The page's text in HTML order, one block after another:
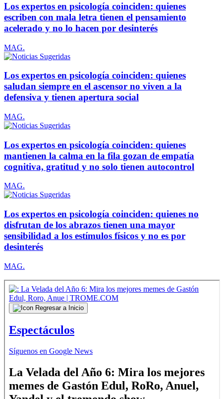
Los expertos en psicología coinciden: quienes
escriben con mala letra tienen el pensamiento
acelerado y no lo hacen por desinterés
MAG.
Los expertos en psicología coinciden: quienes
saludan siempre en el ascensor no viven a la
defensiva y tienen apertura social
MAG.
Los expertos en psicología coinciden: quienes
mantienen la calma en la fila gozan de empatía
cognitiva, gratitud y no solo tienen autocontrol
MAG.
Los expertos en psicología coinciden: quienes no
disfrutan de los abrazos tienen una mayor
sensibilidad a los estímulos físicos y no es por
desinterés
MAG.